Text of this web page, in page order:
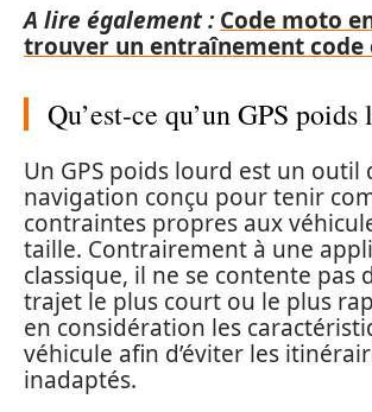
A lire également : Code moto
trouver un entraînement
Qu’est-ce qu’un GPS poids
Un GPS poids lourd est un outil
navigation conçu pour tenir
contraintes propres aux
taille. Contrairement à une
classique, il ne se contente pas
trajet le plus court ou le plus
en considération les
véhicule afin d’éviter les
inadaptés.